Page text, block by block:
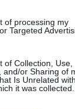
of processing my
Targeted
of Collection, Use,
and/or Sharing of
Is Unrelated
it was collected.